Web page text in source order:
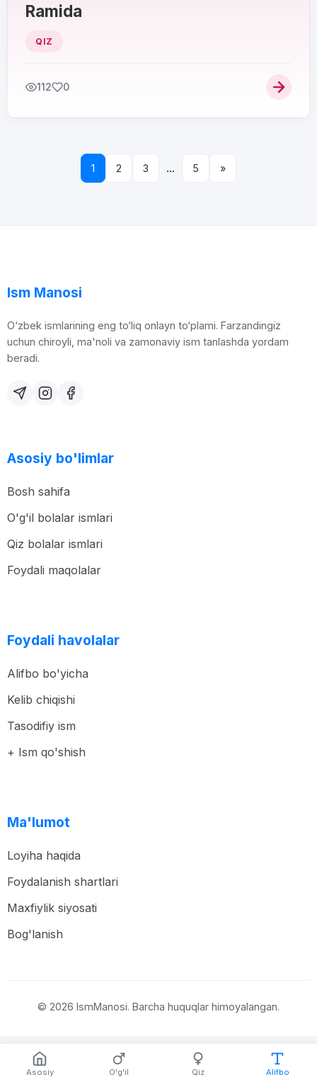
Ramida
QIZ
112 0
1 2 3 ... 5 »
Ism Manosi
O‘zbek ismlarining eng to‘liq onlayn to‘plami. Farzandingiz
uchun chiroyli, ma'noli va zamonaviy ism tanlashda yordam
beradi.
Asosiy bo'limlar
Bosh sahifa
O'g'il bolalar ismlari
Qiz bolalar ismlari
Foydali maqolalar
Foydali havolalar
Alifbo bo'yicha
Kelib chiqishi
Tasodifiy ism
+ Ism qo'shish
Ma'lumot
Loyiha haqida
Foydalanish shartlari
Maxfiylik siyosati
Bog'lanish
© 2026 IsmManosi. Barcha huquqlar himoyalangan.
Asosiy O'g'il Qiz Alifbo